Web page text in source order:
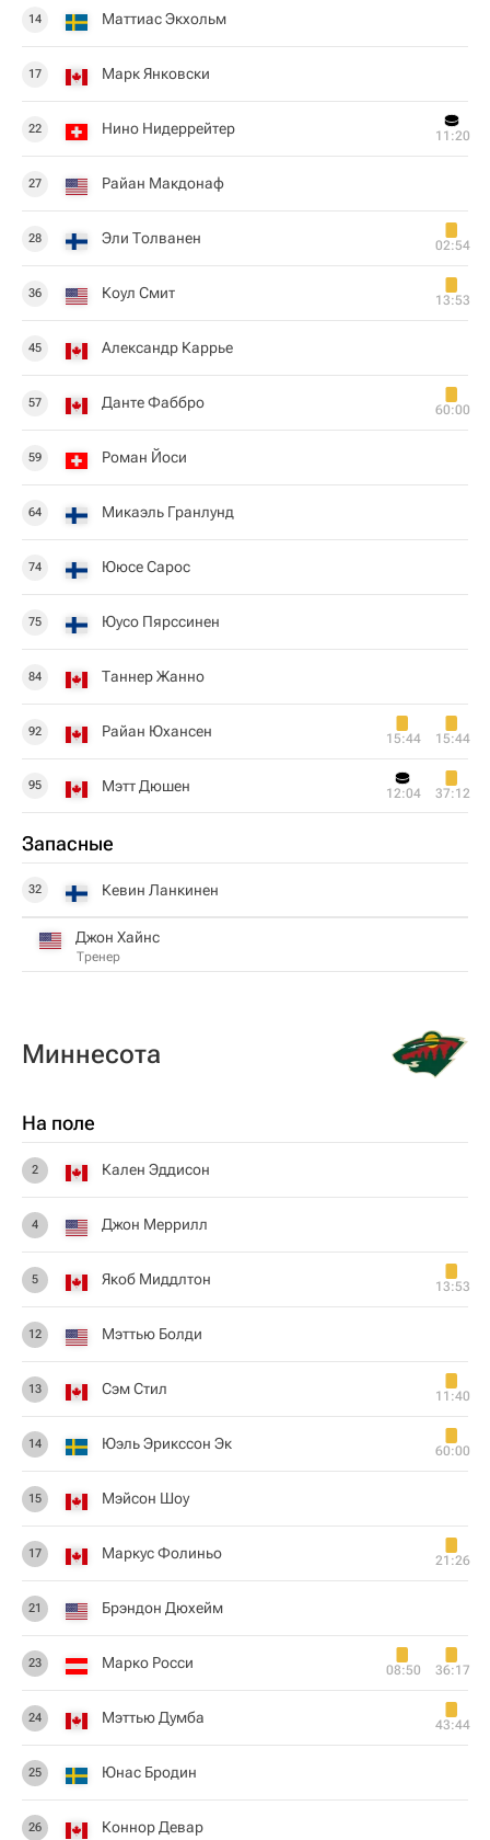
14 Маттиас Экхольм
17 Марк Янковски
22 Нино Нидеррейтер 11:20
27 Райан Макдонаф
28 Эли Толванен 02:54
36 Коул Смит 13:53
45 Александр Каррье
57 Данте Фаббро 60:00
59 Роман Йоси
64 Микаэль Гранлунд
74 Ююсе Сарос
75 Юусо Пярссинен
84 Таннер Жанно
92 Райан Юхансен 15:44 15:44
95 Мэтт Дюшен 12:04 37:12
Запасные
32 Кевин Ланкинен
Джон Хайнс
Тренер
Миннесота
На поле
2 Кален Эддисон
4 Джон Меррилл
5 Якоб Миддлтон 13:53
12 Мэттью Болди
13 Сэм Стил 11:40
14 Юэль Эрикссон Эк 60:00
15 Мэйсон Шоу
17 Маркус Фолиньо 21:26
21 Брэндон Дюхейм
23 Марко Росси 08:50 36:17
24 Мэттью Думба 43:44
25 Юнас Бродин
26 Коннор Девар